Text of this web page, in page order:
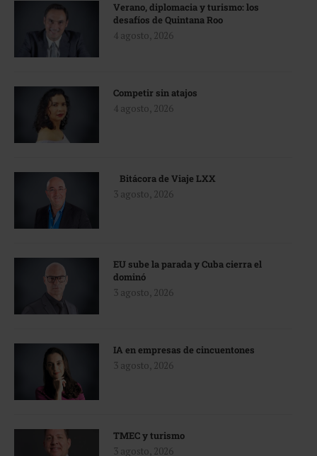
Verano, diplomacia y turismo: los
desafíos de Quintana Roo
4 agosto, 2026
Competir sin atajos
4 agosto, 2026
Bitácora de Viaje LXX
3 agosto, 2026
EU sube la parada y Cuba cierra el
dominó
3 agosto, 2026
IA en empresas de cincuentones
3 agosto, 2026
TMEC y turismo
3 agosto, 2026